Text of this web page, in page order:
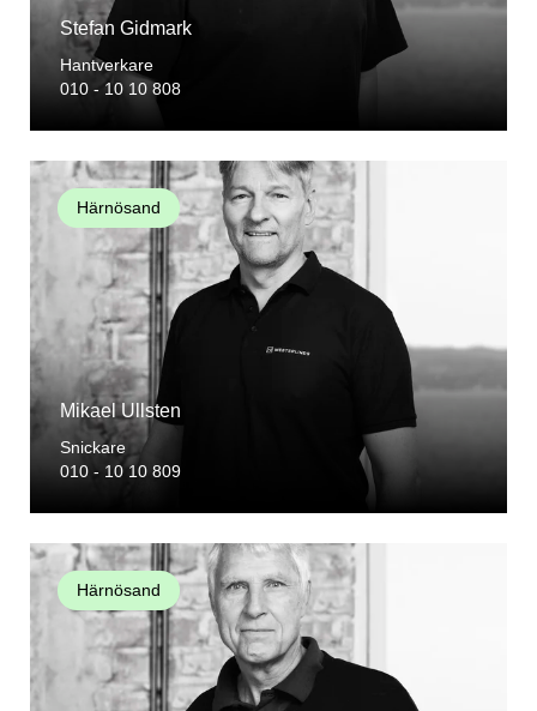
Stefan Gidmark
Hantverkare
010 - 10 10 808
Härnösand
Mikael Ullsten
Snickare
010 - 10 10 809
Härnösand